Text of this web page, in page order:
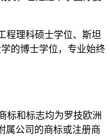
程理科硕士学位、斯坦
的博士学位，专业始终
标和标志均为罗技欧洲
属公司的商标或注册商